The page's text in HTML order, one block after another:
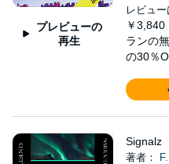
プレビューの
再生
レビュー
￥3,840
ランの
の30％
Signalz
著者：